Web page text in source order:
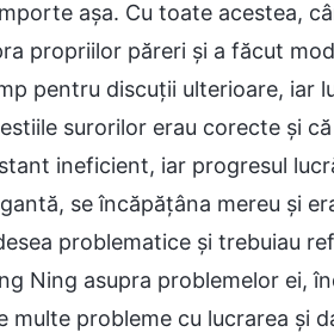
așa. Cu toate acestea,
propriilor păreri și a făcut
pentru discuții ulterioare, iar
surorilor erau corecte și
ineficient, iar progresul
se încăpățâna mereu și
problematice și trebuiau
Ning asupra problemelor ei,
multe probleme cu lucrarea și